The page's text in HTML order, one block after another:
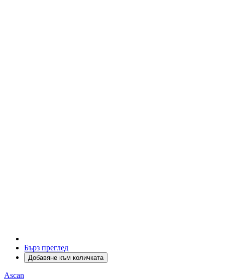
Бърз преглед
Добавяне към количката
Ascan